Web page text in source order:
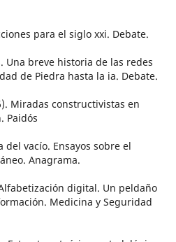
para el siglo xxi. Debate.
Una breve historia de las redes
de Piedra hasta la ia. Debate.
Miradas constructivistas en
Paidós
del vacío. Ensayos sobre el
Anagrama.
digital. Un peldaño
Medicina y Seguridad